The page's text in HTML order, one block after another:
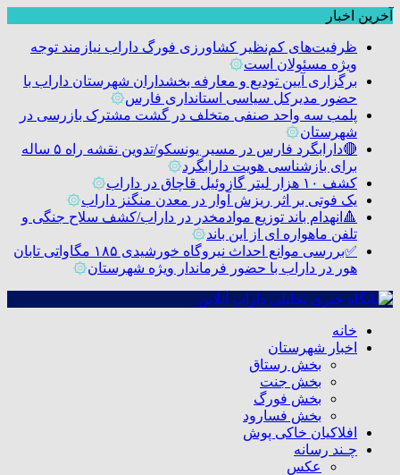
آخرین اخبار
ظرفیت‌های کم‌نظیر کشاورزی فورگ داراب نیازمند توجه
ویژه مسئولان است۞
برگزاری آیین تودیع و معارفه بخشداران شهرستان داراب با
حضور مدیرکل سیاسی استانداری فارس۞
پلمب سه واحد صنفی متخلف در گشت مشترک بازرسی در
شهرستان۞
🔴دارابگرد فارس در مسیر یونسکو/تدوین نقشه راه ۵ ساله
برای بازشناسی هویت دارابگرد۞
کشف ۱۰ هزار لیتر گازوئیل قاچاق در داراب
۞
یک فوتی بر اثر ریزش آوار در معدن منگنز داراب۞
🔺انهدام باند توزیع موادمخدر در داراب/کشف سلاح جنگی و
تلفن ماهواره ای از این باند۞
✅بررسی موانع احداث نیروگاه خورشیدی ۱۸۵ مگاواتی تابان
هور در داراب با حضور فرماندار ویژه شهرستان۞
خانه
اخبار شهرستان
بخش رستاق
بخش جنت
بخش فورگ
بخش فسارود
افلاکیان خاکی پوش
چـند رسانه
عکس